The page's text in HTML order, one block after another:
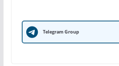
Telegram Group